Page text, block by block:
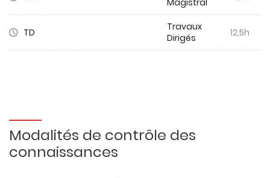
Magistral
TD
Travaux
Dirigés
12,5h
Modalités de contrôle des
connaissances